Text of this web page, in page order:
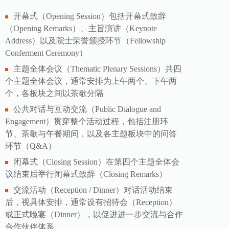
开幕式（Opening Session）包括开幕式致辞
（Opening Remarks）、主旨演讲（Keynote
Address）以及院士荣誉颁授环节（Fellowship
Conferment Ceremony）
主题全体会议（Thematic Plenary Sessions）共四
个主题全体会议，通常安排为上午两个、下午两
个，各板块之间以茶歇分隔
公共对话与互动交流（Public Dialogue and
Engagement）贯穿整个活动过程，包括注册环
节、茶歇与午餐期间，以及各主题板块中的问答
环节（Q&A）
闭幕式（Closing Session）在第四个主题全体会
议结束后举行闭幕式致辞（Closing Remarks）
交流活动（Reception / Dinner）对话活动结束
后，视具体安排，通常设有招待会（Reception）
或正式晚宴（Dinner），以促进进一步交流与合作
合作伙伴体系